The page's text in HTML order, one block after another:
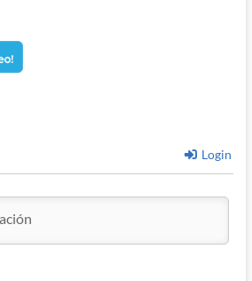
Login